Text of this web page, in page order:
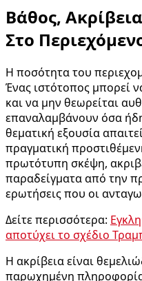
Βάθος,
Στο
Η ποσότητα του
Ένας ιστότοπος μπορεί
και να μην θεωρείται
επαναλαμβάνουν όσα
θεματική εξουσία
πραγματική
πρωτότυπη σκέψη,
παραδείγματα από την
ερωτήσεις που οι
Δείτε περισσότερα:
αποτύχει το σχέδιο
Η ακρίβεια είναι
παρωχημένη